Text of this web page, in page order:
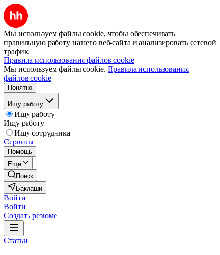
Мы используем файлы cookie, чтобы обеспечивать
правильную работу нашего веб-сайта и анализировать сетевой
трафик.
Правила использования файлов cookie
Мы используем файлы cookie. Правила использования
файлов cookie
Понятно
Ищу работу
Ищу работу
Ищу работу
Ищу сотрудника
Сервисы
Помощь
Ещё
Поиск
Баклаши
Войти
Войти
Создать резюме
Статьи